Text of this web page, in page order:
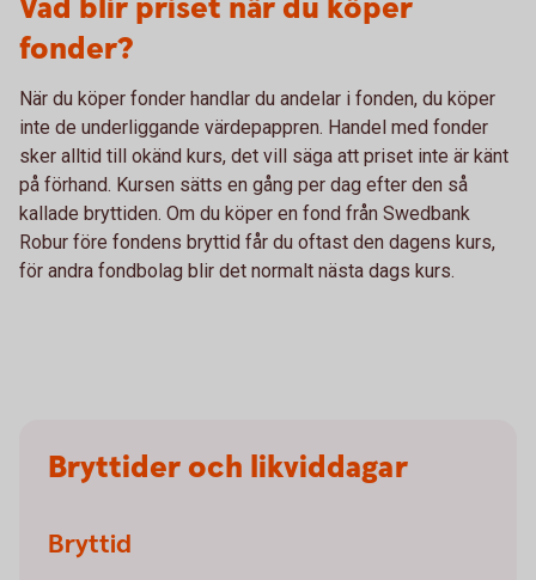
Vad blir priset när du köper
fonder?
När du köper fonder handlar du andelar i fonden, du köper
inte de underliggande värdepappren. Handel med fonder
sker alltid till okänd kurs, det vill säga att priset inte är känt
på förhand. Kursen sätts en gång per dag efter den så
kallade bryttiden. Om du köper en fond från Swedbank
Robur före fondens bryttid får du oftast den dagens kurs,
för andra fondbolag blir det normalt nästa dags kurs.
Bryttider och likviddagar
Bryttid